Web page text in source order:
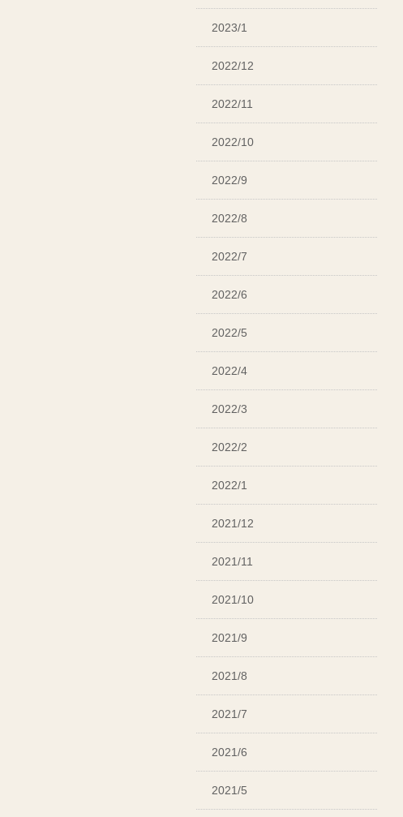
2023/1
2022/12
2022/11
2022/10
2022/9
2022/8
2022/7
2022/6
2022/5
2022/4
2022/3
2022/2
2022/1
2021/12
2021/11
2021/10
2021/9
2021/8
2021/7
2021/6
2021/5